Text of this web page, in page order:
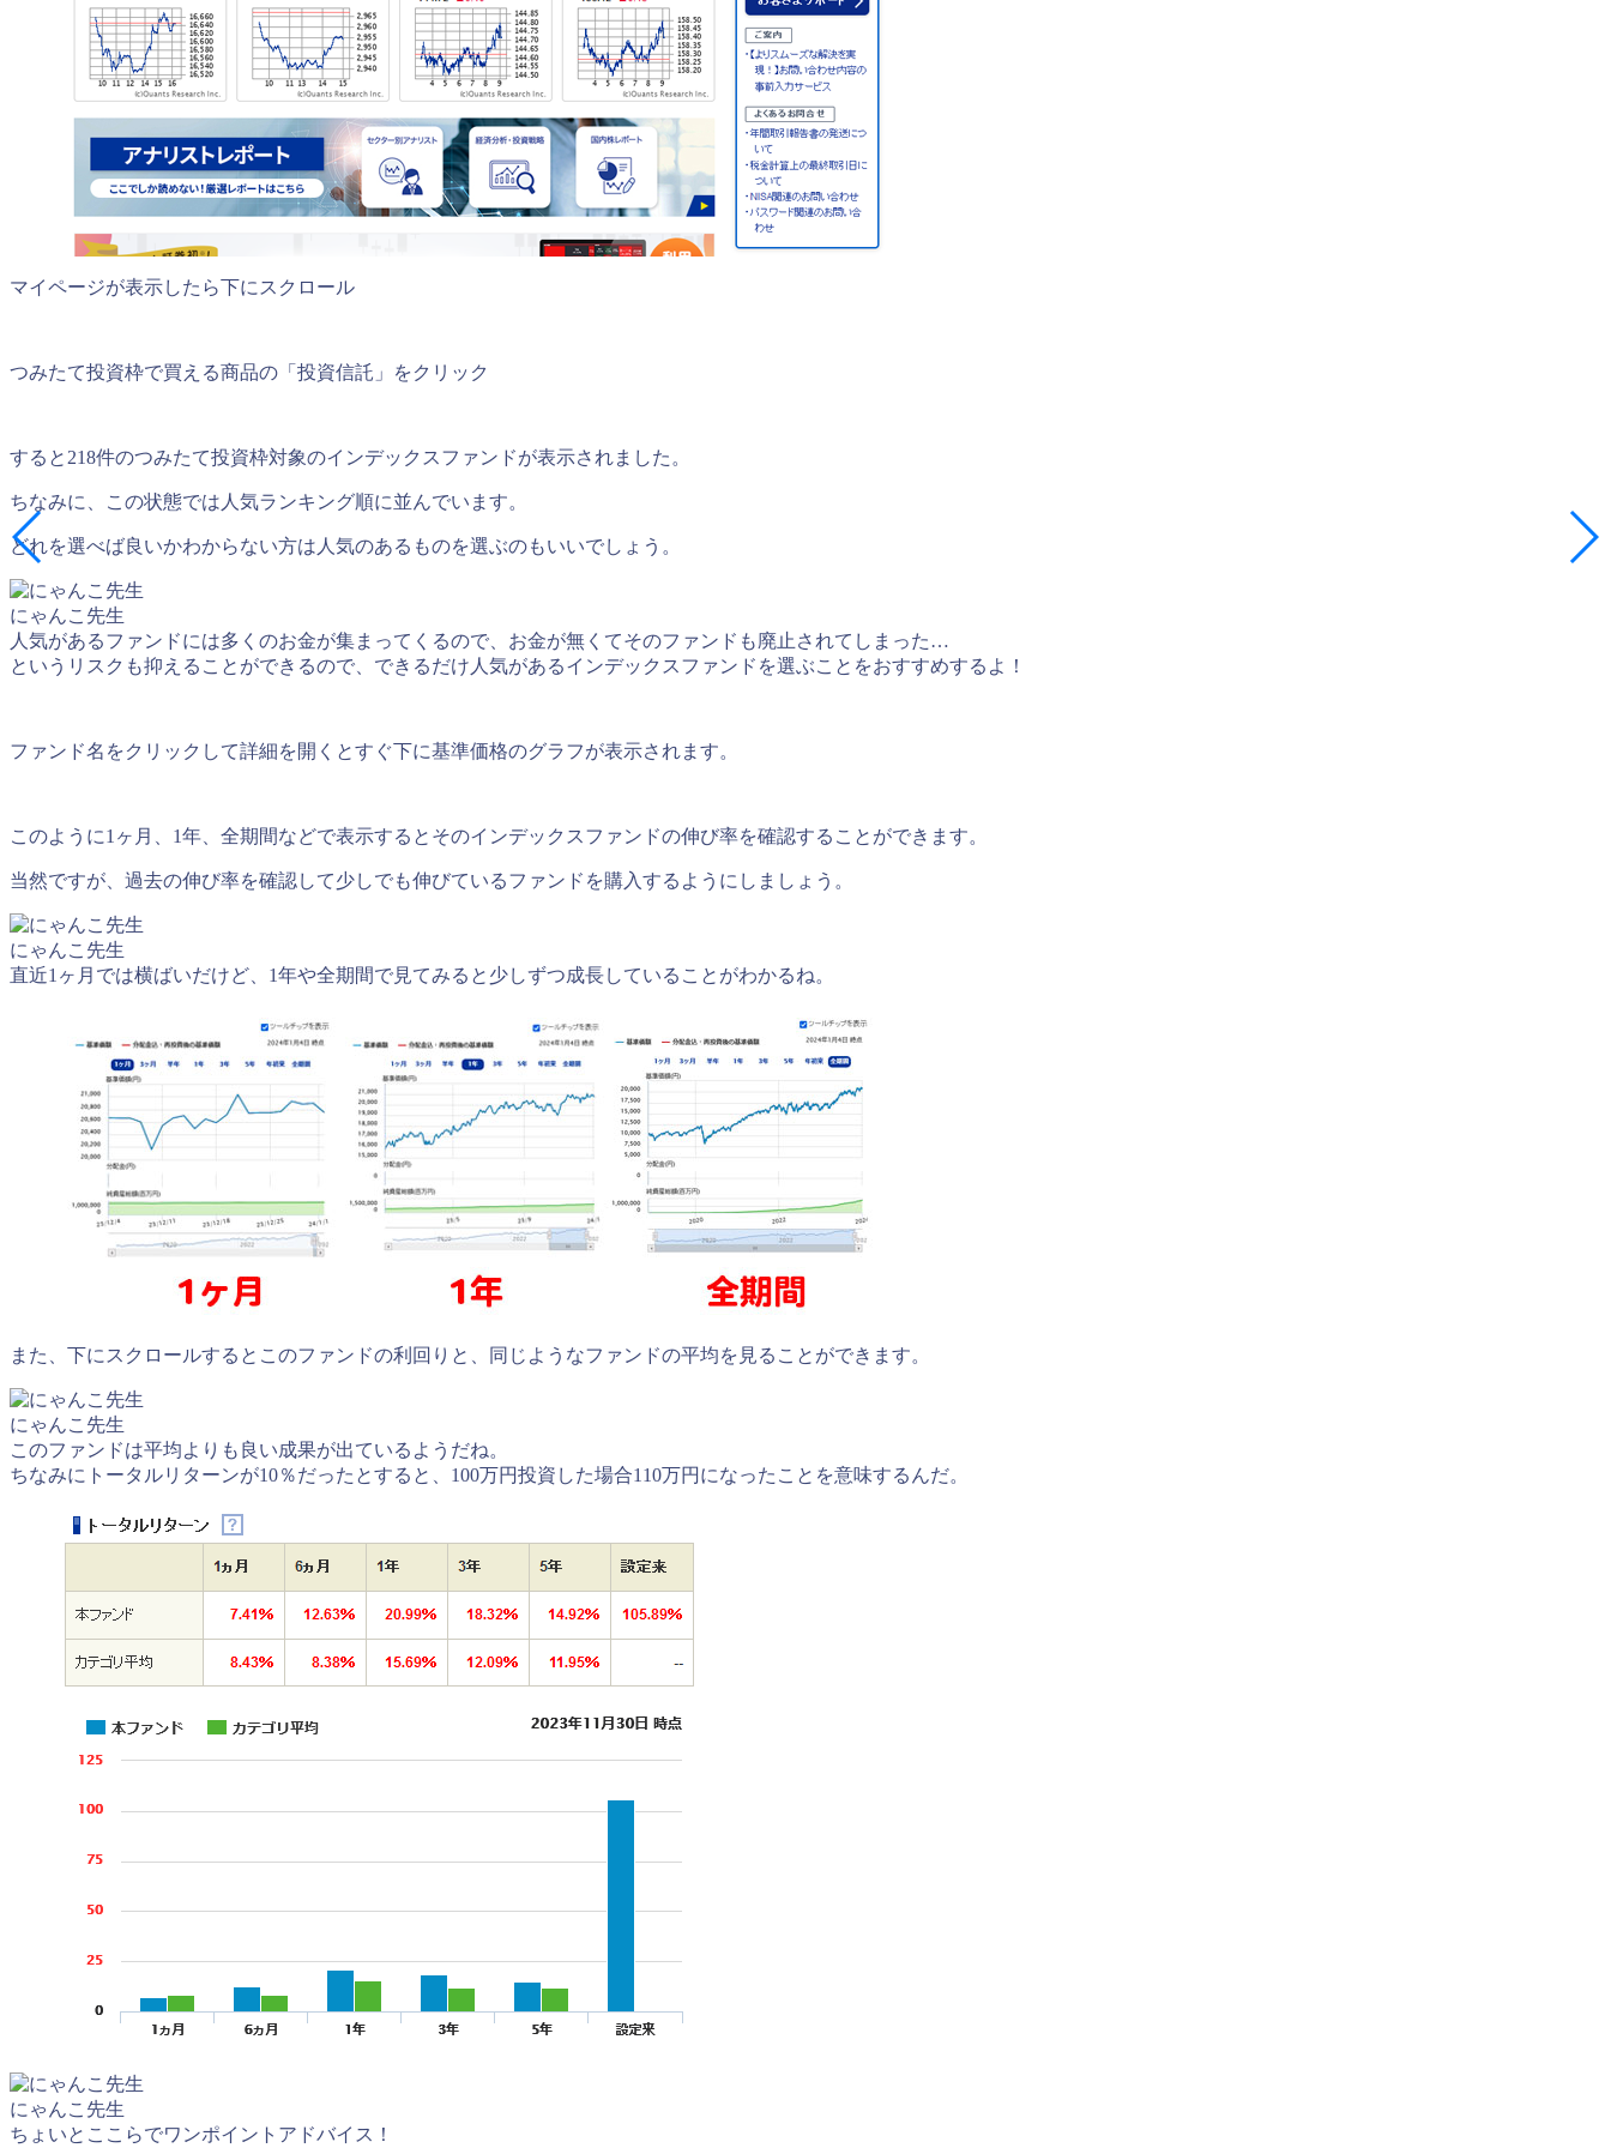
マイページが表示したら下にスクロール
つみたて投資枠で買える商品の「投資信託」をクリック
すると218件のつみたて投資枠対象のインデックスファンドが表示されました。
ちなみに、この状態では人気ランキング順に並んでいます。
どれを選べば良いかわからない方は人気のあるものを選ぶのもいいでしょう。
にゃんこ先生
人気があるファンドには多くのお金が集まってくるので、お金が無くてそのファンドも廃止されてしまった…
というリスクも抑えることができるので、できるだけ人気があるインデックスファンドを選ぶことをおすすめするよ！
ファンド名をクリックして詳細を開くとすぐ下に基準価格のグラフが表示されます。
このように1ヶ月、1年、全期間などで表示するとそのインデックスファンドの伸び率を確認することができます。
当然ですが、過去の伸び率を確認して少しでも伸びているファンドを購入するようにしましょう。
にゃんこ先生
直近1ヶ月では横ばいだけど、1年や全期間で見てみると少しずつ成長していることがわかるね。
また、下にスクロールするとこのファンドの利回りと、同じようなファンドの平均を見ることができます。
にゃんこ先生
このファンドは平均よりも良い成果が出ているようだね。
ちなみにトータルリターンが10％だったとすると、100万円投資した場合110万円になったことを意味するんだ。
にゃんこ先生
ちょいとここらでワンポイントアドバイス！